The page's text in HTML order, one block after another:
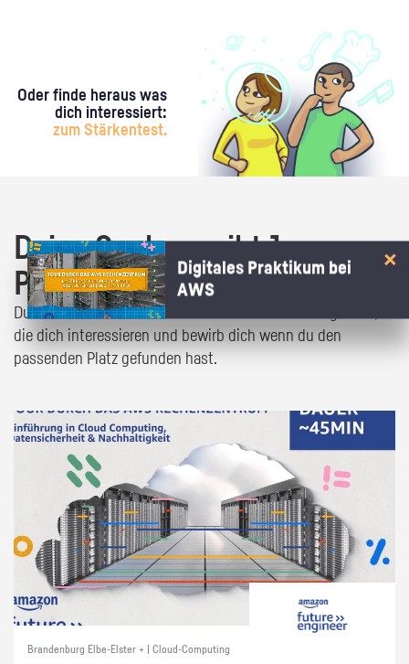
Oder finde heraus was
dich interessiert:
zum Stärkentest.
Deine Suche ergibt 1
Praktikumsangebot!
Du bist fast da! Klick dich durch die Praktikumsangebote,
die dich interessieren und bewirb dich wenn du den
passenden Platz gefunden hast.
Brandenburg Elbe-Elster + | Cloud-Computing
Digitales Praktikum bei
AWS